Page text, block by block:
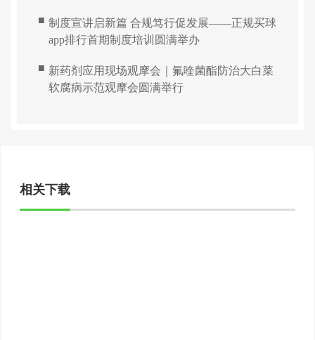
■ 制度宣讲启新篇 合规笃行促发展——正规买球
app排行首期制度培训圆满举办
■ 新药剂应用现场观摩会｜氟喹菌酯防治大白菜
软腐病示范观摩会圆满举行
相关下载